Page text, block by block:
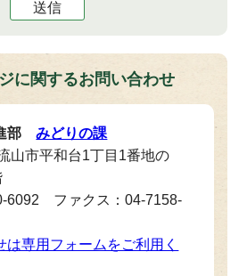
送信
に関するお問い合わせ
進部みどりの課
山市平和台1丁目1番地の
6092 ファクス：04-7158-
は専用フォームをご利用く